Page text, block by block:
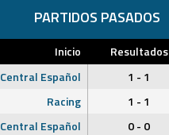
PARTIDOS PASADOS
Inicio Resultados
Central Español 1 - 1
Racing 1 - 1
Central Español 0 - 0